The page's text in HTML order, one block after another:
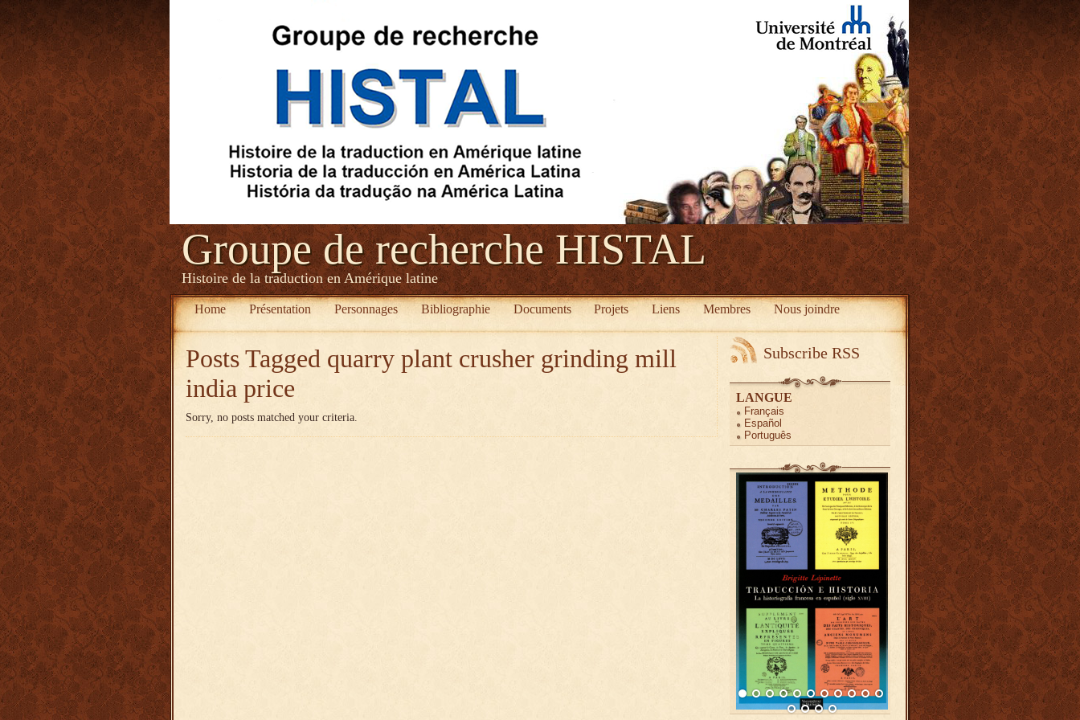
Groupe de recherche HISTAL
Histoire de la traduction en Amérique latine
Home Présentation Personnages Bibliographie Documents Projets Liens Membres Nous joindre
Posts Tagged quarry plant crusher grinding mill
india price
Sorry, no posts matched your criteria.
Subscribe RSS
LANGUE
Français
Español
Português